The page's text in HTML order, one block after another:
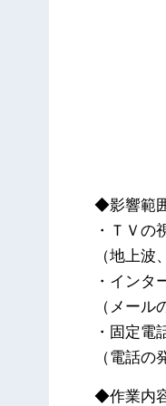
田上5
田上
田上
永吉1
永吉
永吉
明和
◆影響範
・ＴＶの
（地上波
・インタ
（メール
・固定電
（電話の
◆作業内